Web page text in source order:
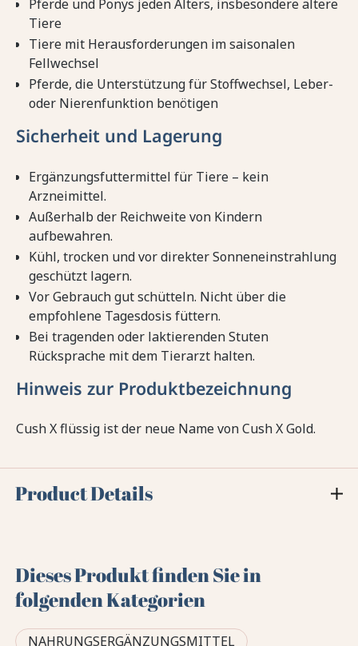
Pferde und Ponys jeden Alters, insbesondere ältere
Tiere
Tiere mit Herausforderungen im saisonalen
Fellwechsel
Pferde, die Unterstützung für Stoffwechsel, Leber-
oder Nierenfunktion benötigen
Sicherheit und Lagerung
Ergänzungsfuttermittel für Tiere – kein
Arzneimittel.
Außerhalb der Reichweite von Kindern
aufbewahren.
Kühl, trocken und vor direkter Sonneneinstrahlung
geschützt lagern.
Vor Gebrauch gut schütteln. Nicht über die
empfohlene Tagesdosis füttern.
Bei tragenden oder laktierenden Stuten
Rücksprache mit dem Tierarzt halten.
Hinweis zur Produktbezeichnung
Cush X flüssig ist der neue Name von Cush X Gold.
Product Details
Dieses Produkt finden Sie in
folgenden Kategorien
NAHRUNGSERGÄNZUNGSMITTEL